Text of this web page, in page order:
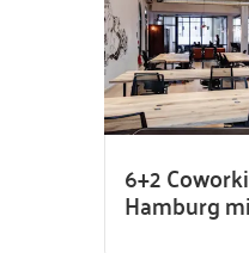
6+2
Hamburg